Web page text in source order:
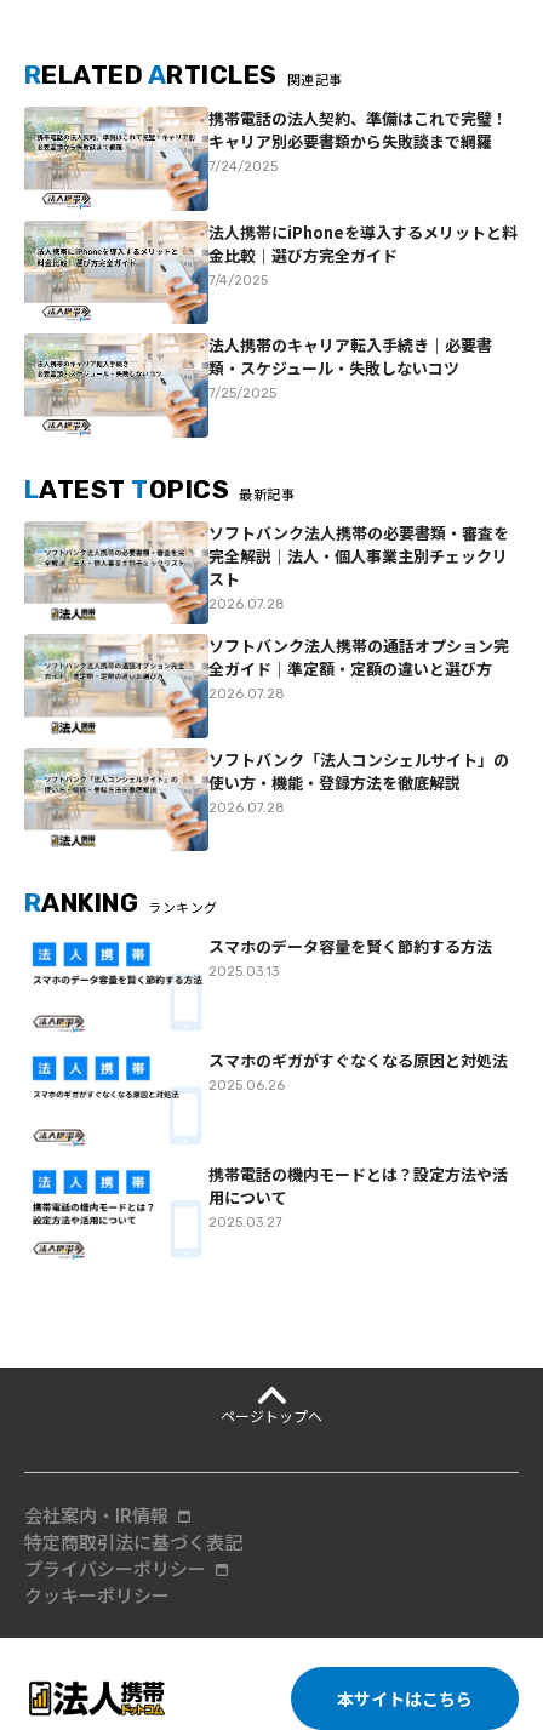
RELATED ARTICLES 関連記事
携帯電話の法人契約、準備はこれで完璧！
キャリア別必要書類から失敗談まで網羅
7/24/2025
法人携帯にiPhoneを導入するメリットと料
金比較｜選び方完全ガイド
7/4/2025
法人携帯のキャリア転入手続き｜必要書
類・スケジュール・失敗しないコツ
7/25/2025
LATEST TOPICS 最新記事
ソフトバンク法人携帯の必要書類・審査を
完全解説｜法人・個人事業主別チェックリ
スト
2026.07.28
ソフトバンク法人携帯の通話オプション完
全ガイド｜準定額・定額の違いと選び方
2026.07.28
ソフトバンク「法人コンシェルサイト」の
使い方・機能・登録方法を徹底解説
2026.07.28
RANKING ランキング
スマホのデータ容量を賢く節約する方法
2025.03.13
スマホのギガがすぐなくなる原因と対処法
2025.06.26
携帯電話の機内モードとは？設定方法や活
用について
2025.03.27
ページ トップへ
会社案内・IR情報
特定商取引法に基づく表記
プライバシーポリシー
クッキーポリシー
本サイトはこちら